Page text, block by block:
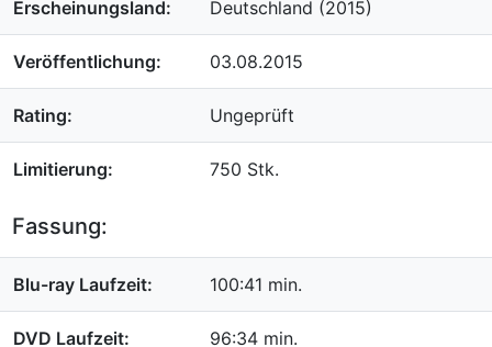
Erscheinungsland: Deutschland (2015)
Veröffentlichung: 03.08.2015
Rating: Ungeprüft
Limitierung: 750 Stk.
Fassung:
Blu-ray Laufzeit: 100:41 min.
DVD Laufzeit: 96:34 min.